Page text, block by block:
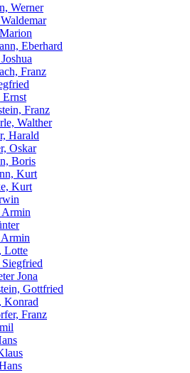
Werner
Eberhard
Franz
Ernst
Franz
Walther
Harald
Oskar
Boris
Kurt
Kurt
Armin
Lotte
Jona
Gottfried
Konrad
Franz